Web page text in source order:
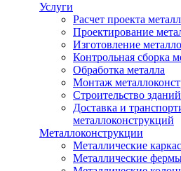
Услуги
Расчет проекта
Проектирование
Изготовление
Контрольная сборка
Обработка металла
Монтаж
Строительство
Доставка и
металлоконструкций
Металлоконструкции
Металлические
Металлические